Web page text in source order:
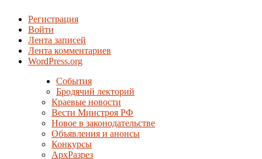
Регистрация
Войти
Лента записей
Лента комментариев
WordPress.org
События
Бродячий лекторий
Краевые новости
Вести Минстроя РФ
Новое в законодательстве
Объявления и анонсы
Конкурсы
АрхРазрез